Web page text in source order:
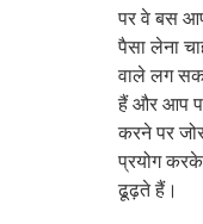
पर वे बस
पैसा लेना
वाले लग
हैं और आप
करने पर
प्रयोग
ढूढ़ते हैं।